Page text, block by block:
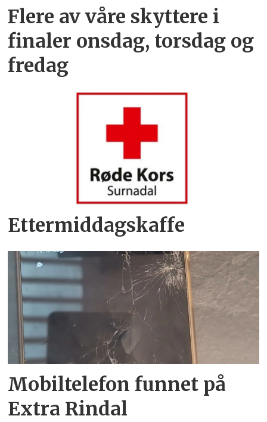
Flere av våre skyttere i
finaler onsdag, torsdag og
fredag
Ettermiddagskaffe
Mobiltelefon funnet på
Extra Rindal